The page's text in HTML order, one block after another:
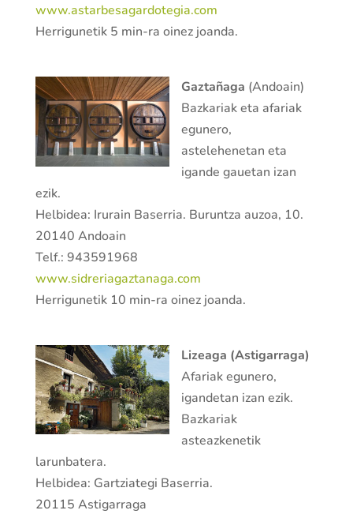
www.astarbesagardotegia.com
Herrigunetik 5 min-ra oinez joanda.
Gaztañaga (Andoain)
Bazkariak eta afariak
egunero,
astelehenetan eta
igande gauetan izan
ezik.
Helbidea: Irurain Baserria. Buruntza auzoa, 10.
20140 Andoain
Telf.: 943591968
www.sidreriagaztanaga.com
Herrigunetik 10 min-ra oinez joanda.
Lizeaga (Astigarraga)
Afariak egunero,
igandetan izan ezik.
Bazkariak
asteazkenetik
larunbatera.
Helbidea: Gartziategi Baserria.
20115 Astigarraga